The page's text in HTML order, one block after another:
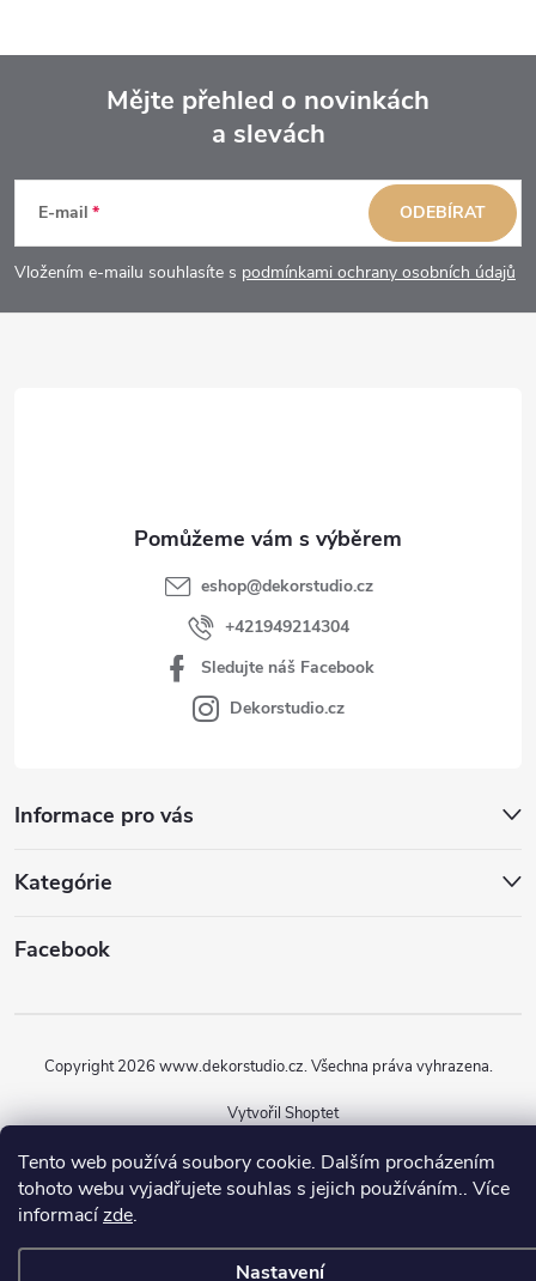
Tento web používá soubory cookie. Dalším procházením
tohoto webu vyjadřujete souhlas s jejich používáním.. Více
informacízde.
Nastavení
p
a
Mějte přehled o novinkách
a slevách
E-mail
Vložením e-mailu souhlasíte s podmínkami ochrany osobních údajů
ODEBÍRAT
Informace pro vás
Kategórie
Facebook
eshop@dekorstudio.cz
+421949214304
Sledujte náš Facebook
Dekorstudio.cz
Vytvořil Shoptet
Copyright 2026 www.dekorstudio.cz. Všechna práva vyhrazena.